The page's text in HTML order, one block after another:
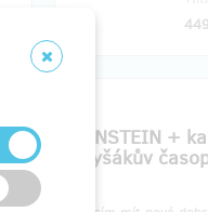
EINSTEIN +
myšákův